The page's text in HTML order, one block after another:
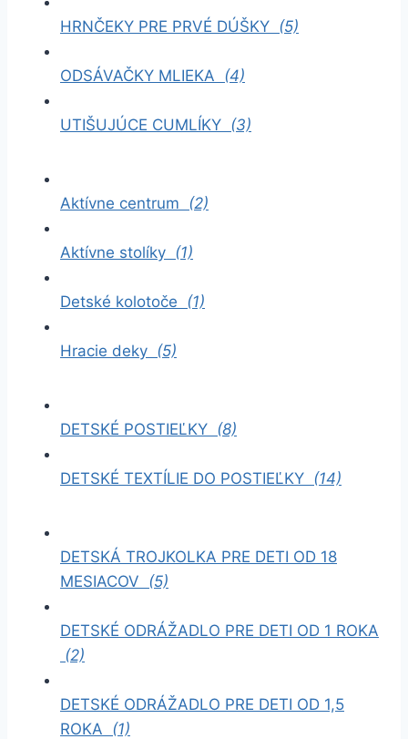
HRNČEKY PRE PRVÉ DÚŠKY (5)
ODSÁVAČKY MLIEKA (4)
UTIŠUJÚCE CUMLÍKY (3)
Aktívne centrum (2)
Aktívne stolíky (1)
Detské kolotoče (1)
Hracie deky (5)
DETSKÉ POSTIEĽKY (8)
DETSKÉ TEXTÍLIE DO POSTIEĽKY (14)
DETSKÁ TROJKOLKA PRE DETI OD 18
MESIACOV (5)
DETSKÉ ODRÁŽADLO PRE DETI OD 1 ROKA
(2)
DETSKÉ ODRÁŽADLO PRE DETI OD 1,5
ROKA (1)